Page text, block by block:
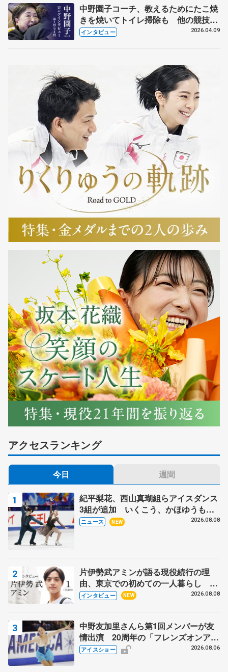
中野園子コーチ、教えるためにたこ焼
きを焼いてトイレ掃除も 他の競技に
も通用するという坂本花織の筋肉
インタビュー 2026.04.09
アクセスランキング
今日 週間
紀平梨花、西山真瑚組らアイスダンス
3組が追加 いくこう、かほゆうも、
木下グループ杯
ニュース NEW 2026.08.08
片伊勢武アミンが語る現役続行の理
由、東京での初めての一人暮らし 注
目スケーターの「今」に迫る
インタビュー NEW 2026.08.08
中野友加里さんら第1回メンバーが友
情出演 20周年の「フレンズオンアイ
ス」 宮本賢二さん、有川梨絵さん、
アイスショー 2026.08.06